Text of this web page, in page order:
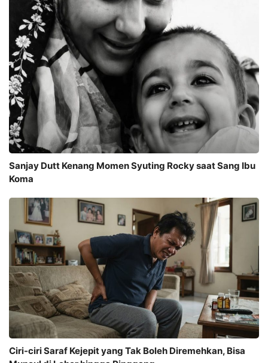
Sanjay Dutt Kenang Momen Syuting Rocky saat Sang Ibu
Koma
Ciri-ciri Saraf Kejepit yang Tak Boleh Diremehkan, Bisa